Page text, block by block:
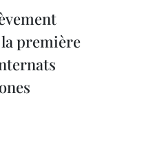
la première